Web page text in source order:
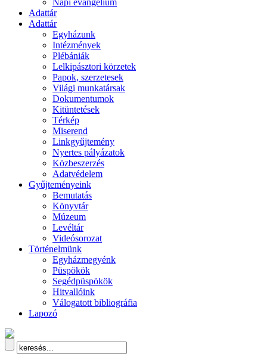
Napi evangélium
Adattár
Adattár
Egyházunk
Intézmények
Plébániák
Lelkipásztori körzetek
Papok, szerzetesek
Világi munkatársak
Dokumentumok
Kitüntetések
Térkép
Miserend
Linkgyűjtemény
Nyertes pályázatok
Közbeszerzés
Adatvédelem
Gyűjteményeink
Bemutatás
Könyvtár
Múzeum
Levéltár
Videósorozat
Történelmünk
Egyházmegyénk
Püspökök
Segédpüspökök
Hitvallóink
Válogatott bibliográfia
Lapozó